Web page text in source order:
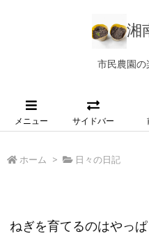
湘
市民農園の
メニュー サイドバー
ホーム > 日々の日記
ねぎを育てるのはやっ